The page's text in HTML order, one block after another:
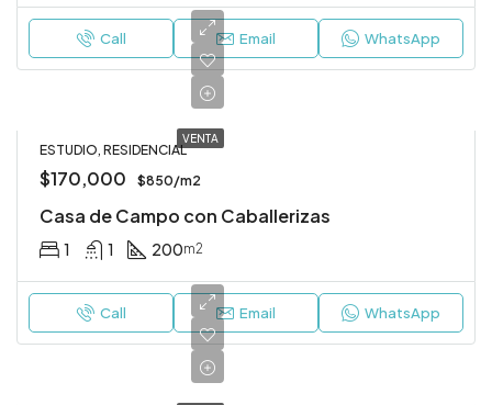
Call Email WhatsApp
VENTA
ESTUDIO, RESIDENCIAL
$170,000 $850/m2
Casa de Campo con Caballerizas
1 1 200m2
Call Email WhatsApp